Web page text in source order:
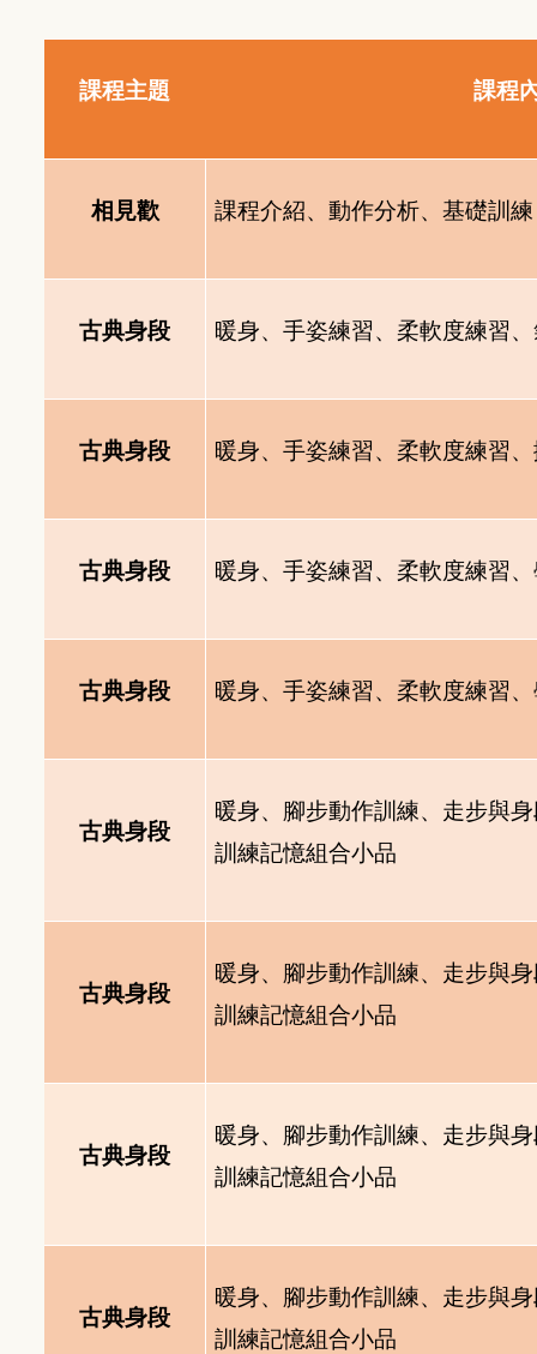
課程主題 課程
相見歡 課程介紹、動作分析、基礎訓練
古典身段 暖身、手姿練習、柔軟度練習
古典身段 暖身、手姿練習、柔軟度練習
古典身段 暖身、手姿練習、柔軟度練習
古典身段 暖身、手姿練習、柔軟度練習
古典身段
暖身、腳步動作訓練、走步與
訓練記憶組合小品
古典身段
暖身、腳步動作訓練、走步與
訓練記憶組合小品
古典身段
暖身、腳步動作訓練、走步與
訓練記憶組合小品
古典身段
暖身、腳步動作訓練、走步與
訓練記憶組合小品